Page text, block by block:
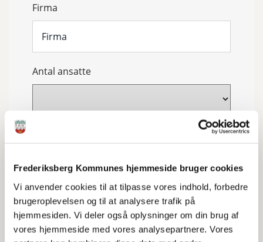
Frederiksberg Kommunes hjemmeside bruger cookies
Vi anvender cookies til at tilpasse vores indhold, forbedre
brugeroplevelsen og til at analysere trafik på
hjemmesiden. Vi deler også oplysninger om din brug af
vores hjemmeside med vores analysepartnere. Vores
Firma
Antal ansatte